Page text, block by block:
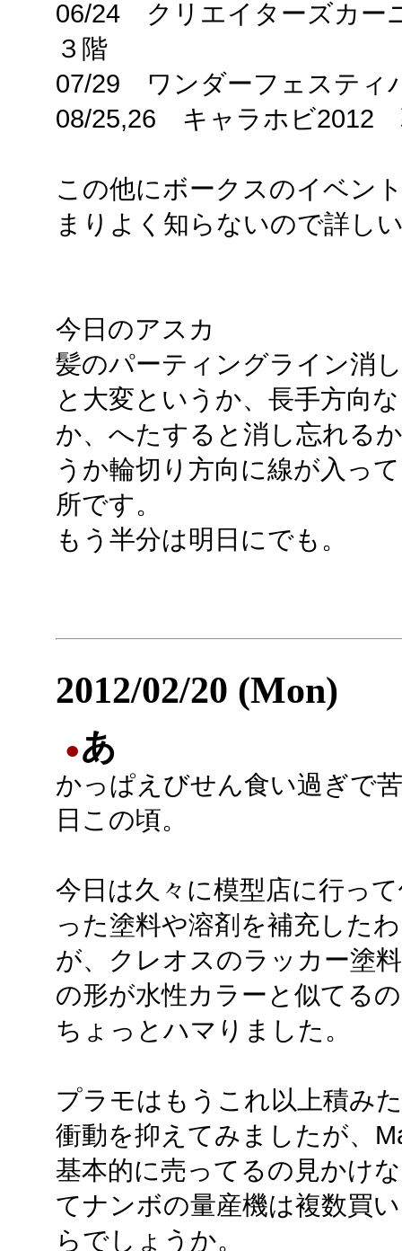
06/24 クリエイターズカー
３階
07/29 ワンダーフェスティ
08/25,26 キャラホビ2012
この他にボークスのイベン
まりよく知らないので詳し
今日のアスカ
髪のパーティングライン消
と大変というか、長手方向
か、へたすると消し忘れる
うか輪切り方向に線が入っ
所です。
もう半分は明日にでも。
2012/02/20 (Mon)
●あ
かっぱえびせん食い過ぎで
日この頃。
今日は久々に模型店に行っ
った塗料や溶剤を補充した
が、クレオスのラッカー塗
の形が水性カラーと似てる
ちょっとハマりました。
プラモはもうこれ以上積み
衝動を抑えてみましたが、
基本的に売ってるの見かけ
てナンボの量産機は複数買
らでしょうか。